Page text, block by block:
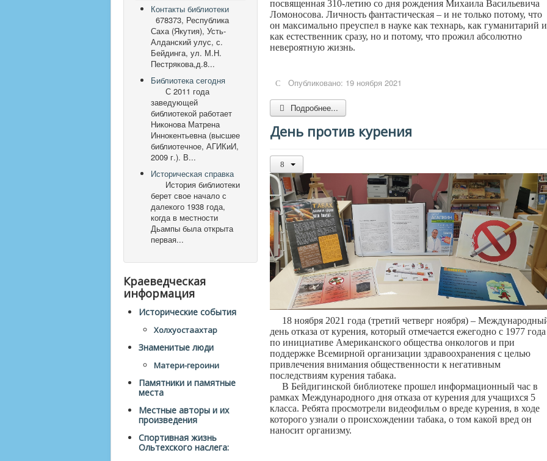
Контакты библиотеки
678373, Республика
Саха (Якутия), Усть-
Алданский улус, с.
Бейдинга, ул. М.Н.
Пестрякова,д.8...
Библиотека сегодня
С 2011 года
заведующей
библиотекой работает
Никонова Матрена
Иннокентьевна (высшее
библиотечное, АГИКиИ,
2009 г.). В...
Историческая справка
История библиотеки
берет свое начало с
далекого 1938 года,
когда в местности
Дьампы была открыта
первая...
Краеведческая
информация
Исторические события
Холхуостаахтар
Знаменитые люди
Матери-героини
Памятники и памятные
места
Местные авторы и их
произведения
Спортивная жизнь
Ольтехского наслега:
посвященная 310-летию со дня рождения Михаила Васильевича
Ломоносова. Личность фантастическая – и не только потому, что
он максимально преуспел в науке как технарь, как гуманитарий и
как естественник сразу, но и потому, что прожил абсолютно
невероятную жизнь.
Опубликовано: 19 ноября 2021
Подробнее...
День против курения
18 ноября 2021 года (третий четверг ноября) –
день отказа от курения, который отмечается ежегодно с 1977 года
по инициативе Американского общества онкологов и при
поддержке Всемирной организации здравоохранения с целью
привлечения внимания общественности к негативным
последствиям курения табака.
В Бейдигинской библиотеке прошел информационный час в
рамках Международного дня отказа от курения для учащихся 5
класса. Ребята просмотрели видеофильм о вреде курения, в ходе
которого узнали о происхождении табака, о том какой вред он
наносит организму.